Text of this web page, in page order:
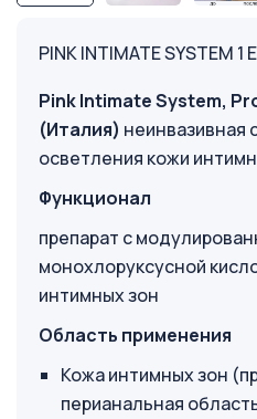
PINK INTIMATE SYSTEM 1
Pink Intimate System,
(Италия) неинвазивная
осветления кожи
Функционал
препарат с
монохлоруксусной
интимных зон
Область применения
Кожа интимных зон
перианальная